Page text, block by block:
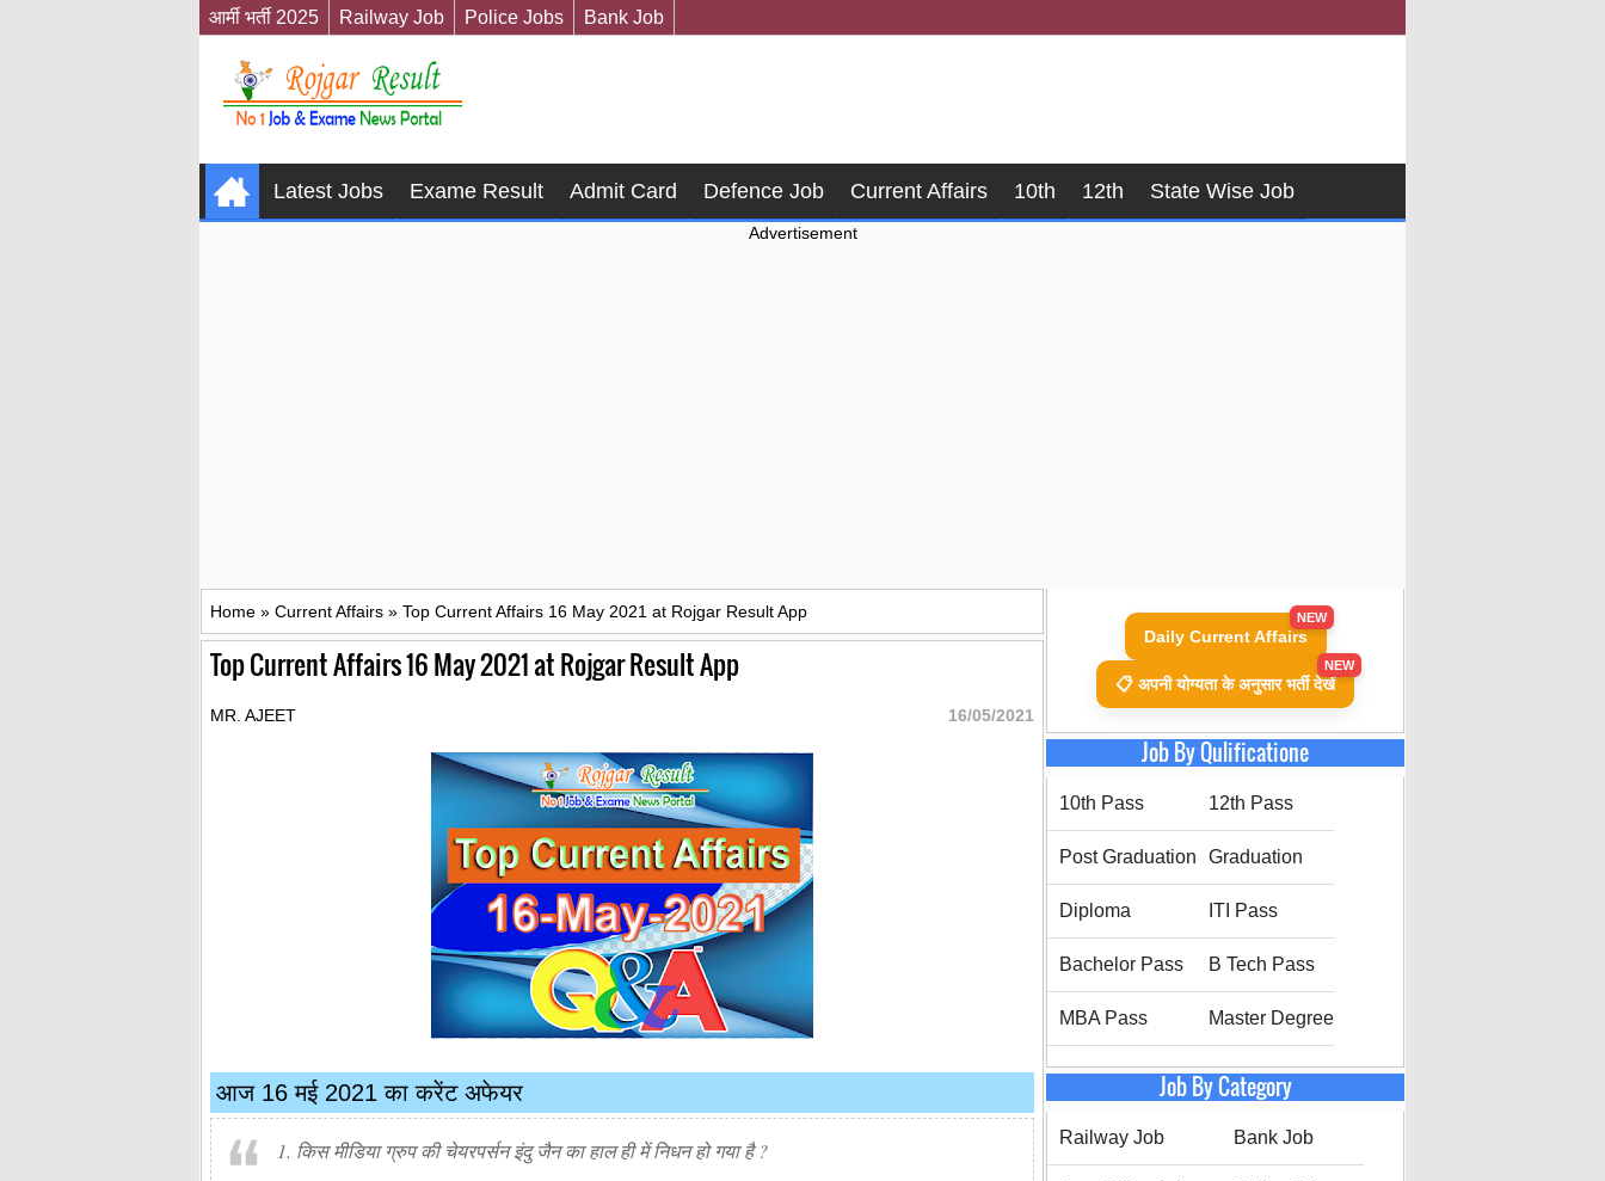
आर्मी भर्ती 2025 Railway Job Police Jobs Bank Job
Latest Jobs Exame Result Admit Card Defence Job Current Affairs 10th 12th State Wise Job
Advertisement
Home » Current Affairs » Top Current Affairs 16 May 2021 at Rojgar Result App
Top Current Affairs 16 May 2021 at Rojgar Result App
MR. AJEET 16/05/2021
आज 16 मई 2021 का करेंट अफेयर
1. किस मीडिया ग्रुप की चेयरपर्सन इंदु जैन का हाल ही में निधन हो गया है ?
Daily Current Affairs
NEW
📋 अपनी योग्यता के अनुसार भर्ती देखें
NEW
Job By Qulificatione
10th Pass 12th Pass
Post Graduation Graduation
Diploma ITI Pass
Bachelor Pass B Tech Pass
MBA Pass Master Degree
Job By Category
Railway Job Bank Job